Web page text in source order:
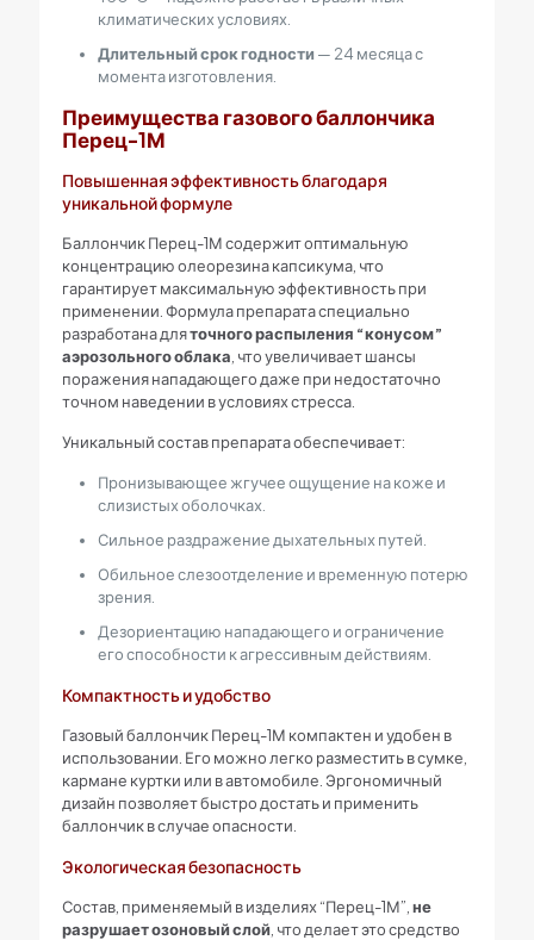
климатических условиях.
Длительный срок годности — 24 месяца с
момента изготовления.
Преимущества газового баллончика
Перец-1М
Повышенная эффективность благодаря
уникальной формуле
Баллончик Перец-1М содержит оптимальную
концентрацию олеорезина капсикума, что
гарантирует максимальную эффективность при
применении. Формула препарата специально
разработана дляточного распыления “конусом”
аэрозольного облака , что увеличивает шансы
поражения нападающего даже при недостаточно
точном наведении в условиях стресса.
Уникальный состав препарата обеспечивает:
Пронизывающее жгучее ощущение на коже и
слизистых оболочках.
Сильное раздражение дыхательных путей.
Обильное слезоотделение и временную потерю
зрения.
Дезориентацию нападающего и ограничение
его способности к агрессивным действиям.
Компактность и удобство
Газовый баллончик Перец-1М компактен и удобен в
использовании. Его можно легко разместить в сумке,
кармане куртки или в автомобиле. Эргономичный
дизайн позволяет быстро достать и применить
баллончик в случае опасности.
Экологическая безопасность
Состав, применяемый в изделиях “Перец-1М”, не
разрушает озоновый слой, что делает это средство